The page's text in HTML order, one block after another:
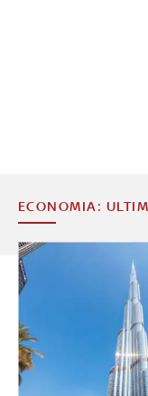
ECONOMIA: